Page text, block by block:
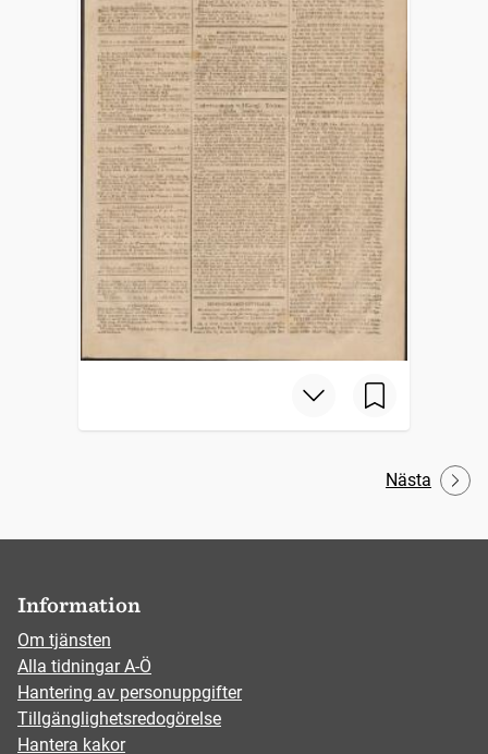
Nästa
Information
Om tjänsten
Alla tidningar A-Ö
Hantering av personuppgifter
Tillgänglighetsredogörelse
Hantera kakor